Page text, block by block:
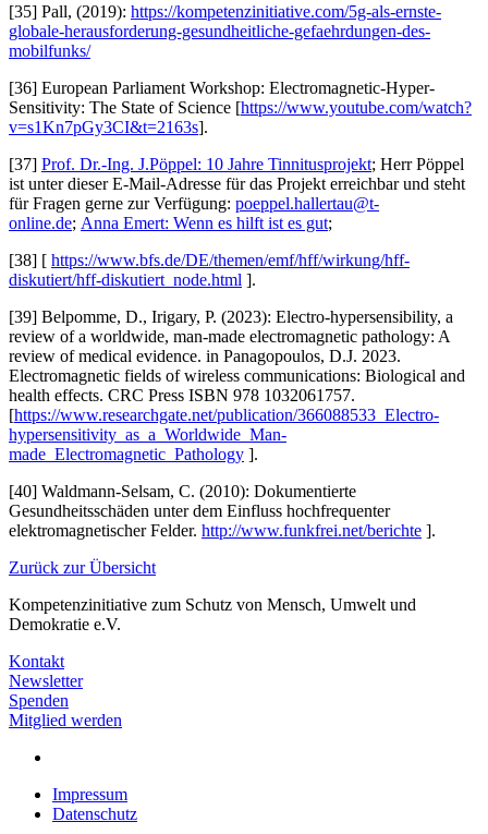
[35] Pall, (2019): https://kompetenzinitiative.com/5g-als-ernste-
globale-herausforderung-gesundheitliche-gefaehrdungen-des-
mobilfunks/
[36] European Parliament Workshop: Electromagnetic-Hyper-
Sensitivity: The State of Science [https://www.youtube.com/watch?
v=s1Kn7pGy3CI&t=2163s].
[37] Prof. Dr.-Ing. J.Pöppel: 10 Jahre Tinnitusprojekt; Herr Pöppel
ist unter dieser E-Mail-Adresse für das Projekt erreichbar und steht
für Fragen gerne zur Verfügung: poeppel.hallertau@t-
online.de; Anna Emert: Wenn es hilft ist es gut;
[38] [ https://www.bfs.de/DE/themen/emf/hff/wirkung/hff-
diskutiert/hff-diskutiert_node.html ].
[39] Belpomme, D., Irigary, P. (2023): Electro-hypersensibility, a
review of a worldwide, man-made electromagnetic pathology: A
review of medical evidence. in Panagopoulos, D.J. 2023.
Electromagnetic fields of wireless communications: Biological and
health effects. CRC Press ISBN 978 1032061757.
[https://www.researchgate.net/publication/366088533_Electro-
hypersensitivity_as_a_Worldwide_Man-
made_Electromagnetic_Pathology ].
[40] Waldmann-Selsam, C. (2010): Dokumentierte
Gesundheitsschäden unter dem Einfluss hochfrequenter
elektromagnetischer Felder. http://www.funkfrei.net/berichte ].
Zurück zur Übersicht
Kompetenzinitiative zum Schutz von Mensch, Umwelt und
Demokratie e.V.
Kontakt
Newsletter
Spenden
Mitglied werden
Impressum
Datenschutz